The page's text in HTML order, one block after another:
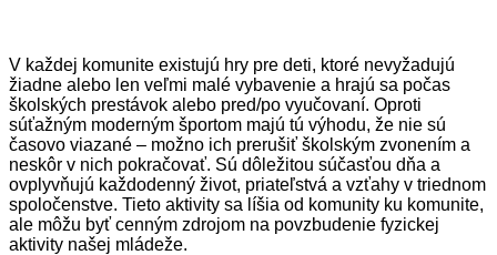
V každej komunite existujú hry pre deti, ktoré nevyžadujú
žiadne alebo len veľmi malé vybavenie a hrajú sa počas
školských prestávok alebo pred/po vyučovaní. Oproti
súťažným moderným športom majú tú výhodu, že nie sú
časovo viazané – možno ich prerušiť školským zvonením a
neskôr v nich pokračovať. Sú dôležitou súčasťou dňa a
ovplyvňujú každodenný život, priateľstvá a vzťahy v triednom
spoločenstve. Tieto aktivity sa líšia od komunity ku komunite,
ale môžu byť cenným zdrojom na povzbudenie fyzickej
aktivity našej mládeže.